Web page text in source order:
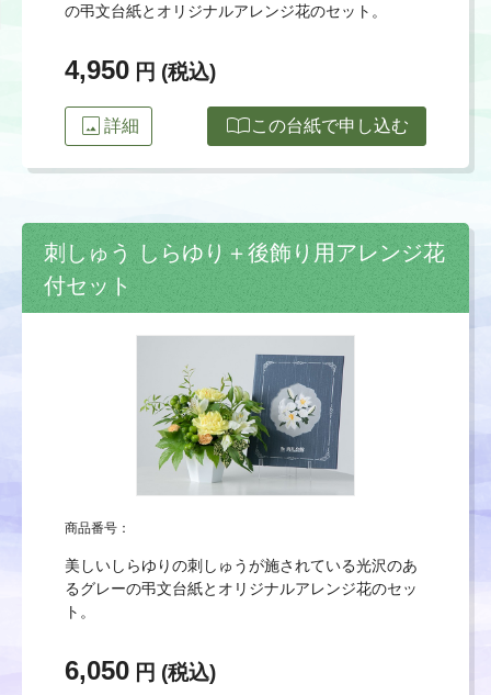
の弔文台紙とオリジナルアレンジ花のセット。
4,950 円 (税込)
image 詳細 import_contactsこの台紙で申し込む
刺しゅう しらゆり＋後飾り用アレンジ花
付セット
商品番号：
美しいしらゆりの刺しゅうが施されている光沢のあ
るグレーの弔文台紙とオリジナルアレンジ花のセッ
ト。
6,050 円 (税込)